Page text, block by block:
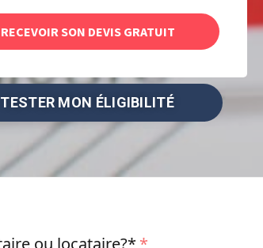
RECEVOIR SON DEVIS GRATUIT
TESTER MON ÉLIGIBILITÉ